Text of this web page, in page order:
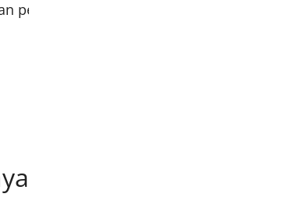
pencahayaan, whitebalance, maupun
orang menyukai